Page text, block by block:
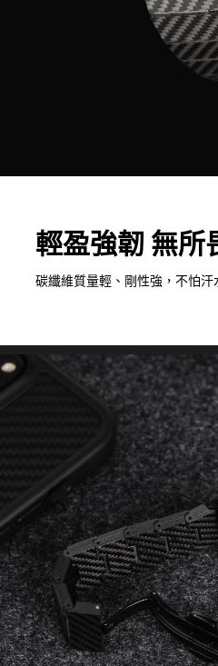
輕盈強韌 無所
碳纖維質量輕、剛性強，不怕汗